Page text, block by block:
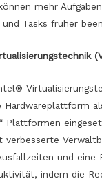
mehr
und Tasks früher
Hardwareplattform
Plattformen
verbesserte
und eine
indem die